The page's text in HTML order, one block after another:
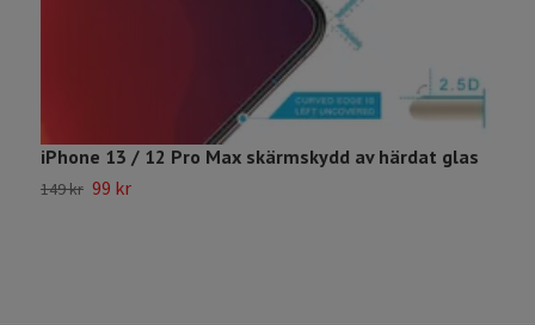
iPhone 13 / 12 Pro Max skärmskydd av härdat glas
149 kr 99 kr